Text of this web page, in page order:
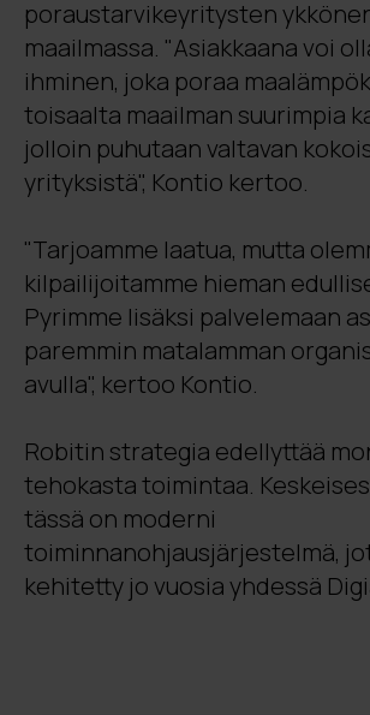
poraustarvikeyritysten
maailmassa. "Asiakkaana voi
ihminen, joka poraa
toisaalta maailman suurimpia
jolloin puhutaan valtavan
yrityksistä", Kontio kertoo.
"Tarjoamme laatua, mutta
kilpailijoitamme hieman
Pyrimme lisäksi palvelemaan
paremmin matalamman
avulla", kertoo Kontio.
Robitin strategia edellyttää
tehokasta toimintaa.
tässä on moderni
toiminnanohjausjärjestelmä,
kehitetty jo vuosia yhdessä